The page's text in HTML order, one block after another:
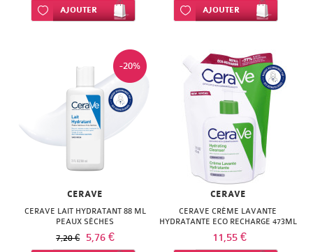
Ajouter à ma liste d’envie
AJOUTER Ajouter à ma liste d’envie
AJOUTER
-20%
CERAVE
CERAVE LAIT HYDRATANT 88 ML
PEAUX SÈCHES
7,20 € 5,76 €
CERAVE
CERAVE CRÈME LAVANTE
HYDRATANTE ECO RECHARGE 473ML
11,55 €